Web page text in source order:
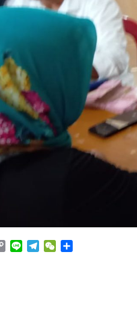
Copy
Line TelegramWeChat